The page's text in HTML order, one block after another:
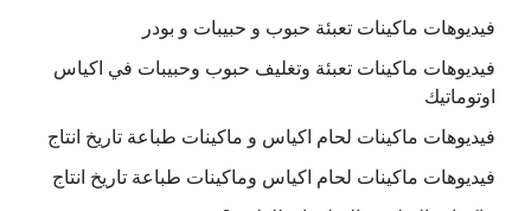
فيديوهات ماكينات تعبئة حبوب و حبيبات و بودر
فيديوهات ماكينات تعبئة وتغليف حبوب وحبيبات في اكياس
اوتوماتيك
فيديوهات ماكينات لحام اكياس و ماكينات طباعة تاريخ انتاج
فيديوهات ماكينات لحام اكياس وماكينات طباعة تاريخ انتاج